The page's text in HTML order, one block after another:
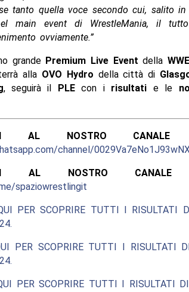
tanto quella voce secondo cui, salito
main event di WrestleMania, il
ovviamente.”
grande Premium Live Event della WWE
alla OVO Hydro della città di
, seguirà il PLEcon i risultati e le
AL NOSTRO CANALE
channel/
AL NOSTRO CANALE
spaziowrestlingit
PER SCOPRIRE TUTTI I RISULTATI
PER SCOPRIRE TUTTI I RISULTATI
PER SCOPRIRE TUTTI I RISULTATI